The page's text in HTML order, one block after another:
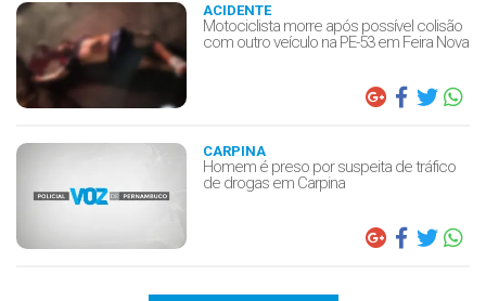
ACIDENTE
Motociclista morre após possível colisão
com outro veículo na PE-53 em Feira Nova
CARPINA
Homem é preso por suspeita de tráfico
de drogas em Carpina